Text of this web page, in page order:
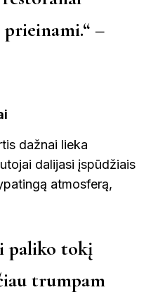
–
dažnai lieka
dalijasi įspūdžiais
atmosferą,
paliko tokį
trumpam